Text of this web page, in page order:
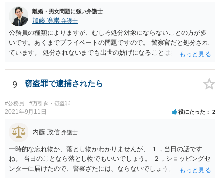
離婚・男女問題に強い弁護士
加藤 寛崇 弁護士
公務員の種類によりますが、むしろ処分対象にならないことの方が多
いです。あくまでプライベートの問題ですので。 警察官だと処分され
ています。 処分されないまでも出世の妨げになることはあります。 不
がることもあり得るとは言えます。
9 窃盗罪で逮捕されたら
#公務員 #万引き・窃盗罪
2021年9月11日 役にたった 2
内藤 政信 弁護士
一時的な忘れ物か、落とし物かわかりませんが、 １，当日の話です
ね。 当日のことなら落とし物でもいいでしょう。 ２，ショッピングセ
ンターに届けたので、警察ざたには、ならないでしょう。 職場に知ら